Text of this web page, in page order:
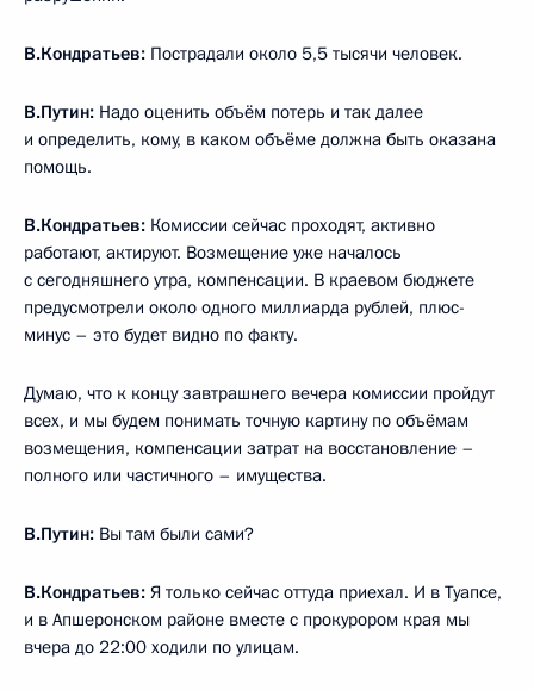
В.Кондратьев: Пострадали около 5,5 тысячи человек.
В.Путин: Надо оценить объём потерь и так далее
и определить, кому, в каком объёме должна быть оказана
помощь.
В.Кондратьев: Комиссии сейчас проходят, активно
работают, актируют. Возмещение уже началось
с сегодняшнего утра, компенсации. В краевом бюджете
предусмотрели около одного миллиарда рублей, плюс-
минус – это будет видно по факту.
Думаю, что к концу завтрашнего вечера комиссии пройдут
всех, и мы будем понимать точную картину по объёмам
возмещения, компенсации затрат на восстановление –
полного или частичного – имущества.
В.Путин: Вы там были сами?
В.Кондратьев: Я только сейчас оттуда приехал. И в Туапсе,
и в Апшеронском районе вместе с прокурором края мы
вчера до 22:00 ходили по улицам.